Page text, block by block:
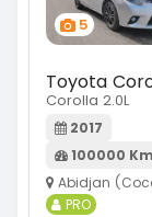
5
Toyota
Corolla 2.0L
2017
100000 Km
Abidjan
PRO